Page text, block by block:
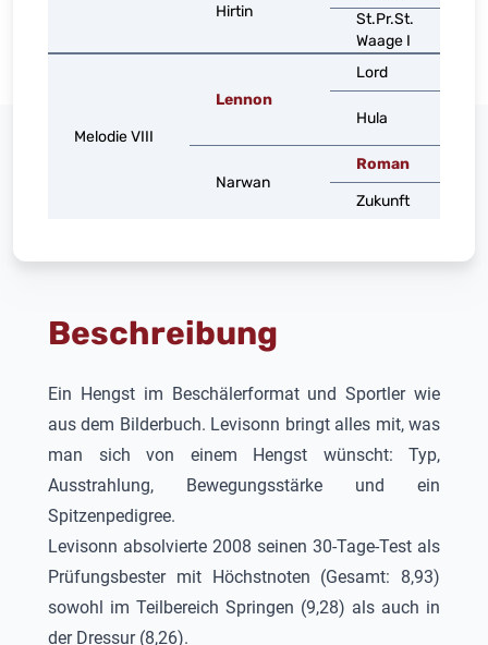
Melodie VIII
Hirtin
Lennon
Narwan
St.Pr.St.
Waage I
Lord
Hula
Roman
Zukunft
Beschreibung
Ein Hengst im Beschälerformat und Sportler wie
aus dem Bilderbuch. Levisonn bringt alles mit, was
man sich von einem Hengst wünscht: Typ,
Ausstrahlung, Bewegungsstärke und ein
Spitzenpedigree.
Levisonn absolvierte 2008 seinen 30-Tage-Test als
Prüfungsbester mit Höchstnoten (Gesamt: 8,93)
sowohl im Teilbereich Springen (9,28) als auch in
der Dressur (8,26).